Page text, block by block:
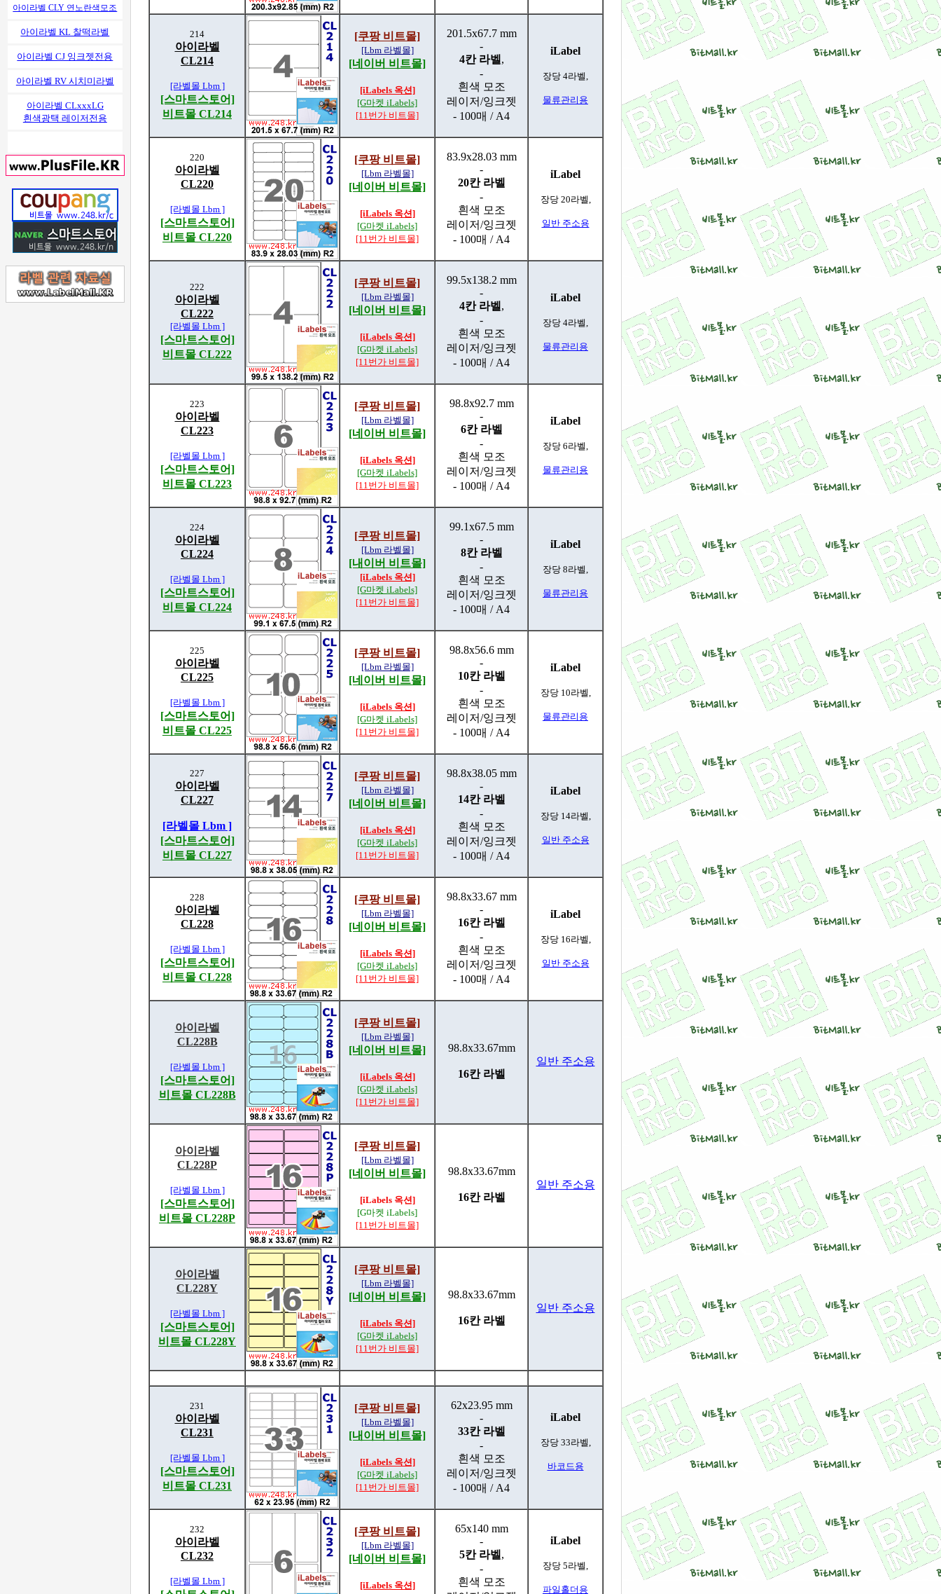
아이라벨 CLY 연노란색모조
아이라벨 KL 찰떡라벨
아이라벨 CJ 잉크젯전용
아이라벨 RV 시치미라벨
아이라벨 CLxxxLG
흰색광택 레이저전용
214
아이라벨
CL214
[라벨몰 Lbm ]
[스마트스토어]
비트몰 CL214
[쿠팡 비트몰]
[Lbm 라벨몰]
[네이버 비트몰]
[iLabels 옥션]
[G마켓 iLabels]
[11번가 비트몰]
201.5x67.7 mm
-
4칸 라벨,
-
흰색 모조
레이저/잉크젯
- 100매 / A4
iLabel
장당 4라벨,
물류관리용
220
아이라벨
CL220
[라벨몰 Lbm ]
[스마트스토어]
비트몰 CL220
[쿠팡 비트몰]
[Lbm 라벨몰]
[네이버 비트몰]
[iLabels 옥션]
[G마켓 iLabels]
[11번가 비트몰]
83.9x28.03 mm
-
20칸 라벨
-
흰색 모조
레이저/잉크젯
- 100매 / A4
iLabel
장당 20라벨,
일반 주소용
222
아이라벨
CL222
[라벨몰 Lbm ]
[스마트스토어]
비트몰 CL222
[쿠팡 비트몰]
[Lbm 라벨몰]
[네이버 비트몰]
[iLabels 옥션]
[G마켓 iLabels]
[11번가 비트몰]
99.5x138.2 mm
-
4칸 라벨,
-
흰색 모조
레이저/잉크젯
- 100매 / A4
iLabel
장당 4라벨,
물류관리용
223
아이라벨
CL223
[라벨몰 Lbm ]
[스마트스토어]
비트몰 CL223
[쿠팡 비트몰]
[Lbm 라벨몰]
[네이버 비트몰]
[iLabels 옥션]
[G마켓 iLabels]
[11번가 비트몰]
98.8x92.7 mm
-
6칸 라벨
-
흰색 모조
레이저/잉크젯
- 100매 / A4
iLabel
장당 6라벨,
물류관리용
224
아이라벨
CL224
[라벨몰 Lbm ]
[스마트스토어]
비트몰 CL224
[쿠팡 비트몰]
[Lbm 라벨몰]
[내이버 비트몰]
[iLabels 옥션]
[G마켓 iLabels]
[11번가 비트몰]
99.1x67.5 mm
-
8칸 라벨
-
흰색 모조
레이저/잉크젯
- 100매 / A4
iLabel
장당 8라벨,
물류관리용
225
아이라벨
CL225
[라벨몰 Lbm ]
[스마트스토어]
비트몰 CL225
[쿠팡 비트몰]
[Lbm 라벨몰]
[네이버 비트몰]
[iLabels 옥션]
[G마켓 iLabels]
[11번가 비트몰]
98.8x56.6 mm
-
10칸 라벨
-
흰색 모조
레이저/잉크젯
- 100매 / A4
iLabel
장당 10라벨,
물류관리용
227
아이라벨
CL227
[라벨몰 Lbm ]
[스마트스토어]
비트몰 CL227
[쿠팡 비트몰]
[Lbm 라벨몰]
[네이버 비트몰]
[iLabels 옥션]
[G마켓 iLabels]
[11번가 비트몰]
98.8x38.05 mm
-
14칸 라벨
-
흰색 모조
레이저/잉크젯
- 100매 / A4
iLabel
장당 14라벨,
일반 주소용
228
아이라벨
CL228
[라벨몰 Lbm ]
[스마트스토어]
비트몰 CL228
[쿠팡 비트몰]
[Lbm 라벨몰]
[네이버 비트몰]
[iLabels 옥션]
[G마켓 iLabels]
[11번가 비트몰]
98.8x33.67 mm
-
16칸 라벨
-
흰색 모조
레이저/잉크젯
- 100매 / A4
iLabel
장당 16라벨,
일반 주소용
아이라벨
CL228B
[라벨몰 Lbm ]
[스마트스토어]
비트몰 CL228B
[쿠팡 비트몰]
[Lbm 라벨몰]
[네이버 비트몰]
[iLabels 옥션]
[G마켓 iLabels]
[11번가 비트몰]
98.8x33.67mm
16칸 라벨
일반 주소용
아이라벨
CL228P
[라벨몰 Lbm ]
[스마트스토어]
비트몰 CL228P
[쿠팡 비트몰]
[Lbm 라벨몰]
[네이버 비트몰]
[iLabels 옥션]
[G마켓 iLabels]
[11번가 비트몰]
98.8x33.67mm
16칸 라벨
일반 주소용
아이라벨
CL228Y
[라벨몰 Lbm ]
[스마트스토어]
비트몰 CL228Y
[쿠팡 비트몰]
[Lbm 라벨몰]
[네이버 비트몰]
[iLabels 옥션]
[G마켓 iLabels]
[11번가 비트몰]
98.8x33.67mm
16칸 라벨
일반 주소용
231
아이라벨
CL231
[라벨몰 Lbm ]
[스마트스토어]
비트몰 CL231
[쿠팡 비트몰]
[Lbm 라벨몰]
[내이버 비트몰]
[iLabels 옥션]
[G마켓 iLabels]
[11번가 비트몰]
62x23.95 mm
-
33칸 라벨
-
흰색 모조
레이저/잉크젯
- 100매 / A4
iLabel
장당 33라벨,
바코드용
232
아이라벨
CL232
[라벨몰 Lbm ]
[쿠팡 비트몰]
[Lbm 라벨몰]
[네이버 비트몰]
[iLabels 옥션]
65x140 mm
-
5칸 라벨,
-
흰색 모조
iLabel
장당 5라벨,
파일홀더용